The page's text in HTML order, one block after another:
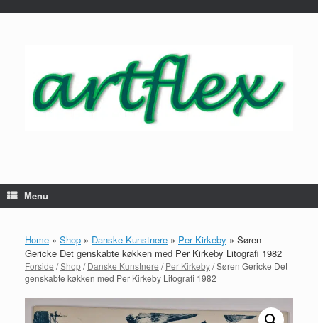
Menu
Home » Shop » Danske Kunstnere » Per Kirkeby » Søren
Gericke Det genskabte køkken med Per Kirkeby Litografi 1982
Forside /Shop/Danske Kunstnere /Per Kirkeby/ Søren Gericke Det
genskabte køkken med Per Kirkeby Litografi 1982